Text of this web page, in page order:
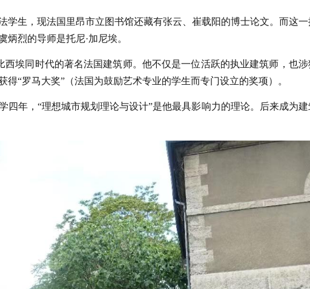
学生，现法国里昂市立图书馆还藏有张云、崔载阳的博士论文。而这一
烈的导师是托尼·加尼埃。
西埃同时代的著名法国建筑师。他不仅是一位活跃的执业建筑师，也
得“罗马大奖”（法国为鼓励艺术专业的学生而专门设立的奖项）。
四年，“理想城市规划理论与设计”是他最具影响力的理论。后来成为建